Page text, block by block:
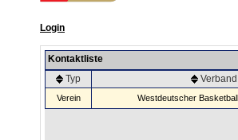
Login
Kontaktliste
Typ
Verband
Verein Westdeutscher